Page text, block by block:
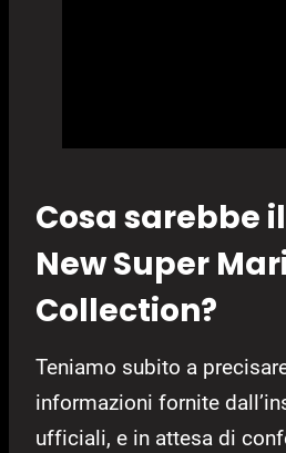
Cosa sarebbe
New Super
Collection?
Teniamo subito a
informazioni fornite
ufficiali, e in attesa di